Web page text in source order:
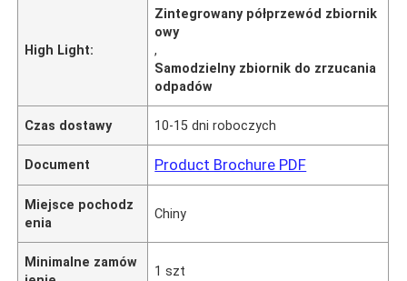
High Light:
Zintegrowany półprzewód zbiornik
owy
,
Samodzielny zbiornik do zrzucania
odpadów
Czas dostawy 10-15 dni roboczych
Document Product Brochure PDF
Miejsce pochodz
enia
Chiny
Minimalne zamów
1 szt